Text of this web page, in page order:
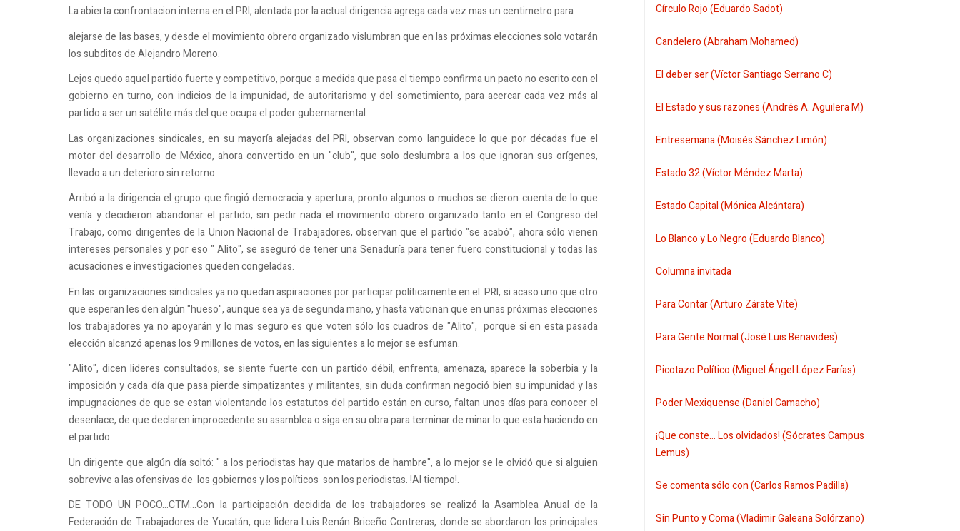
La abierta confrontacion interna en el PRI, alentada por la actual dirigencia agrega cada vez mas un centimetro para
alejarse de las bases, y desde el movimiento obrero organizado vislumbran que en las próximas elecciones solo votarán
los subditos de Alejandro Moreno.
Lejos quedo aquel partido fuerte y competitivo, porque a medida que pasa el tiempo confirma un pacto no escrito con el
gobierno en turno, con indicios de la impunidad, de autoritarismo y del sometimiento, para acercar cada vez más al
partido a ser un satélite más del que ocupa el poder gubernamental.
Las organizaciones sindicales, en su mayoría alejadas del PRI, observan como languidece lo que por décadas fue el
motor del desarrollo de México, ahora convertido en un "club", que solo deslumbra a los que ignoran sus orígenes,
llevado a un deterioro sin retorno.
Arribó a la dirigencia el grupo que fingió democracia y apertura, pronto algunos o muchos se dieron cuenta de lo que
venía y decidieron abandonar el partido, sin pedir nada el movimiento obrero organizado tanto en el Congreso del
Trabajo, como dirigentes de la Union Nacional de Trabajadores, observan que el partido "se acabó", ahora sólo vienen
intereses personales y por eso " Alito", se aseguró de tener una Senaduría para tener fuero constitucional y todas las
acusaciones e investigaciones queden congeladas.
En las organizaciones sindicales ya no quedan aspiraciones por participar políticamente en el PRI, si acaso uno que otro
que esperan les den algún "hueso", aunque sea ya de segunda mano, y hasta vaticinan que en unas próximas elecciones
los trabajadores ya no apoyarán y lo mas seguro es que voten sólo los cuadros de "Alito", porque si en esta pasada
elección alcanzó apenas los 9 millones de votos, en las siguientes a lo mejor se esfuman.
"Alito", dicen lideres consultados, se siente fuerte con un partido débil, enfrenta, amenaza, aparece la soberbia y la
imposición y cada día que pasa pierde simpatizantes y militantes, sin duda confirman negoció bien su impunidad y las
impugnaciones de que se estan violentando los estatutos del partido están en curso, faltan unos días para conocer el
desenlace, de que declaren improcedente su asamblea o siga en su obra para terminar de minar lo que esta haciendo en
el partido.
Un dirigente que algún día soltó: " a los periodistas hay que matarlos de hambre", a lo mejor se le olvidó que si alguien
sobrevive a las ofensivas de los gobiernos y los políticos son los periodistas. !Al tiempo!.
DE TODO UN POCO...CTM...Con la participación decidida de los trabajadores se realizó la Asamblea Anual de la
Federación de Trabajadores de Yucatán, que lidera Luis Renán Briceño Contreras, donde se abordaron los principales
Círculo Rojo (Eduardo Sadot)
Candelero (Abraham Mohamed)
El deber ser (Víctor Santiago Serrano C)
El Estado y sus razones (Andrés A. Aguilera M)
Entresemana (Moisés Sánchez Limón)
Estado 32 (Víctor Méndez Marta)
Estado Capital (Mónica Alcántara)
Lo Blanco y Lo Negro (Eduardo Blanco)
Columna invitada
Para Contar (Arturo Zárate Vite)
Para Gente Normal (José Luis Benavides)
Picotazo Político (Miguel Ángel López Farías)
Poder Mexiquense (Daniel Camacho)
¡Que conste... Los olvidados! (Sócrates Campus
Lemus)
Se comenta sólo con (Carlos Ramos Padilla)
Sin Punto y Coma (Vladimir Galeana Solórzano)